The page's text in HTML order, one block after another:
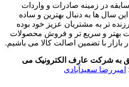
با ۴۰ سال سابقه در زمینه صادرات و واردات
سال ها به دنبال بهترین و ساده
تر به مشتریان عزیز خود بوده
بهتر و سریع تر و فروش محصولات
بازار با تضمین اصالت کالا می باشیم.
به شرکت عارف الکترونیک می
امیررضا سعیدآبادی